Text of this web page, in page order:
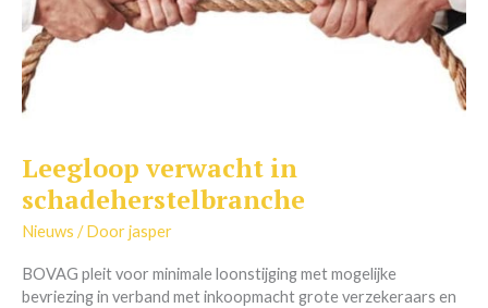
Leegloop verwacht in
schadeherstelbranche
Nieuws / Doorjasper
BOVAG pleit voor minimale loonstijging met mogelijke
bevriezing in verband met inkoopmacht grote verzekeraars en
Leegloop
verwacht
in
schadeherstelbranche